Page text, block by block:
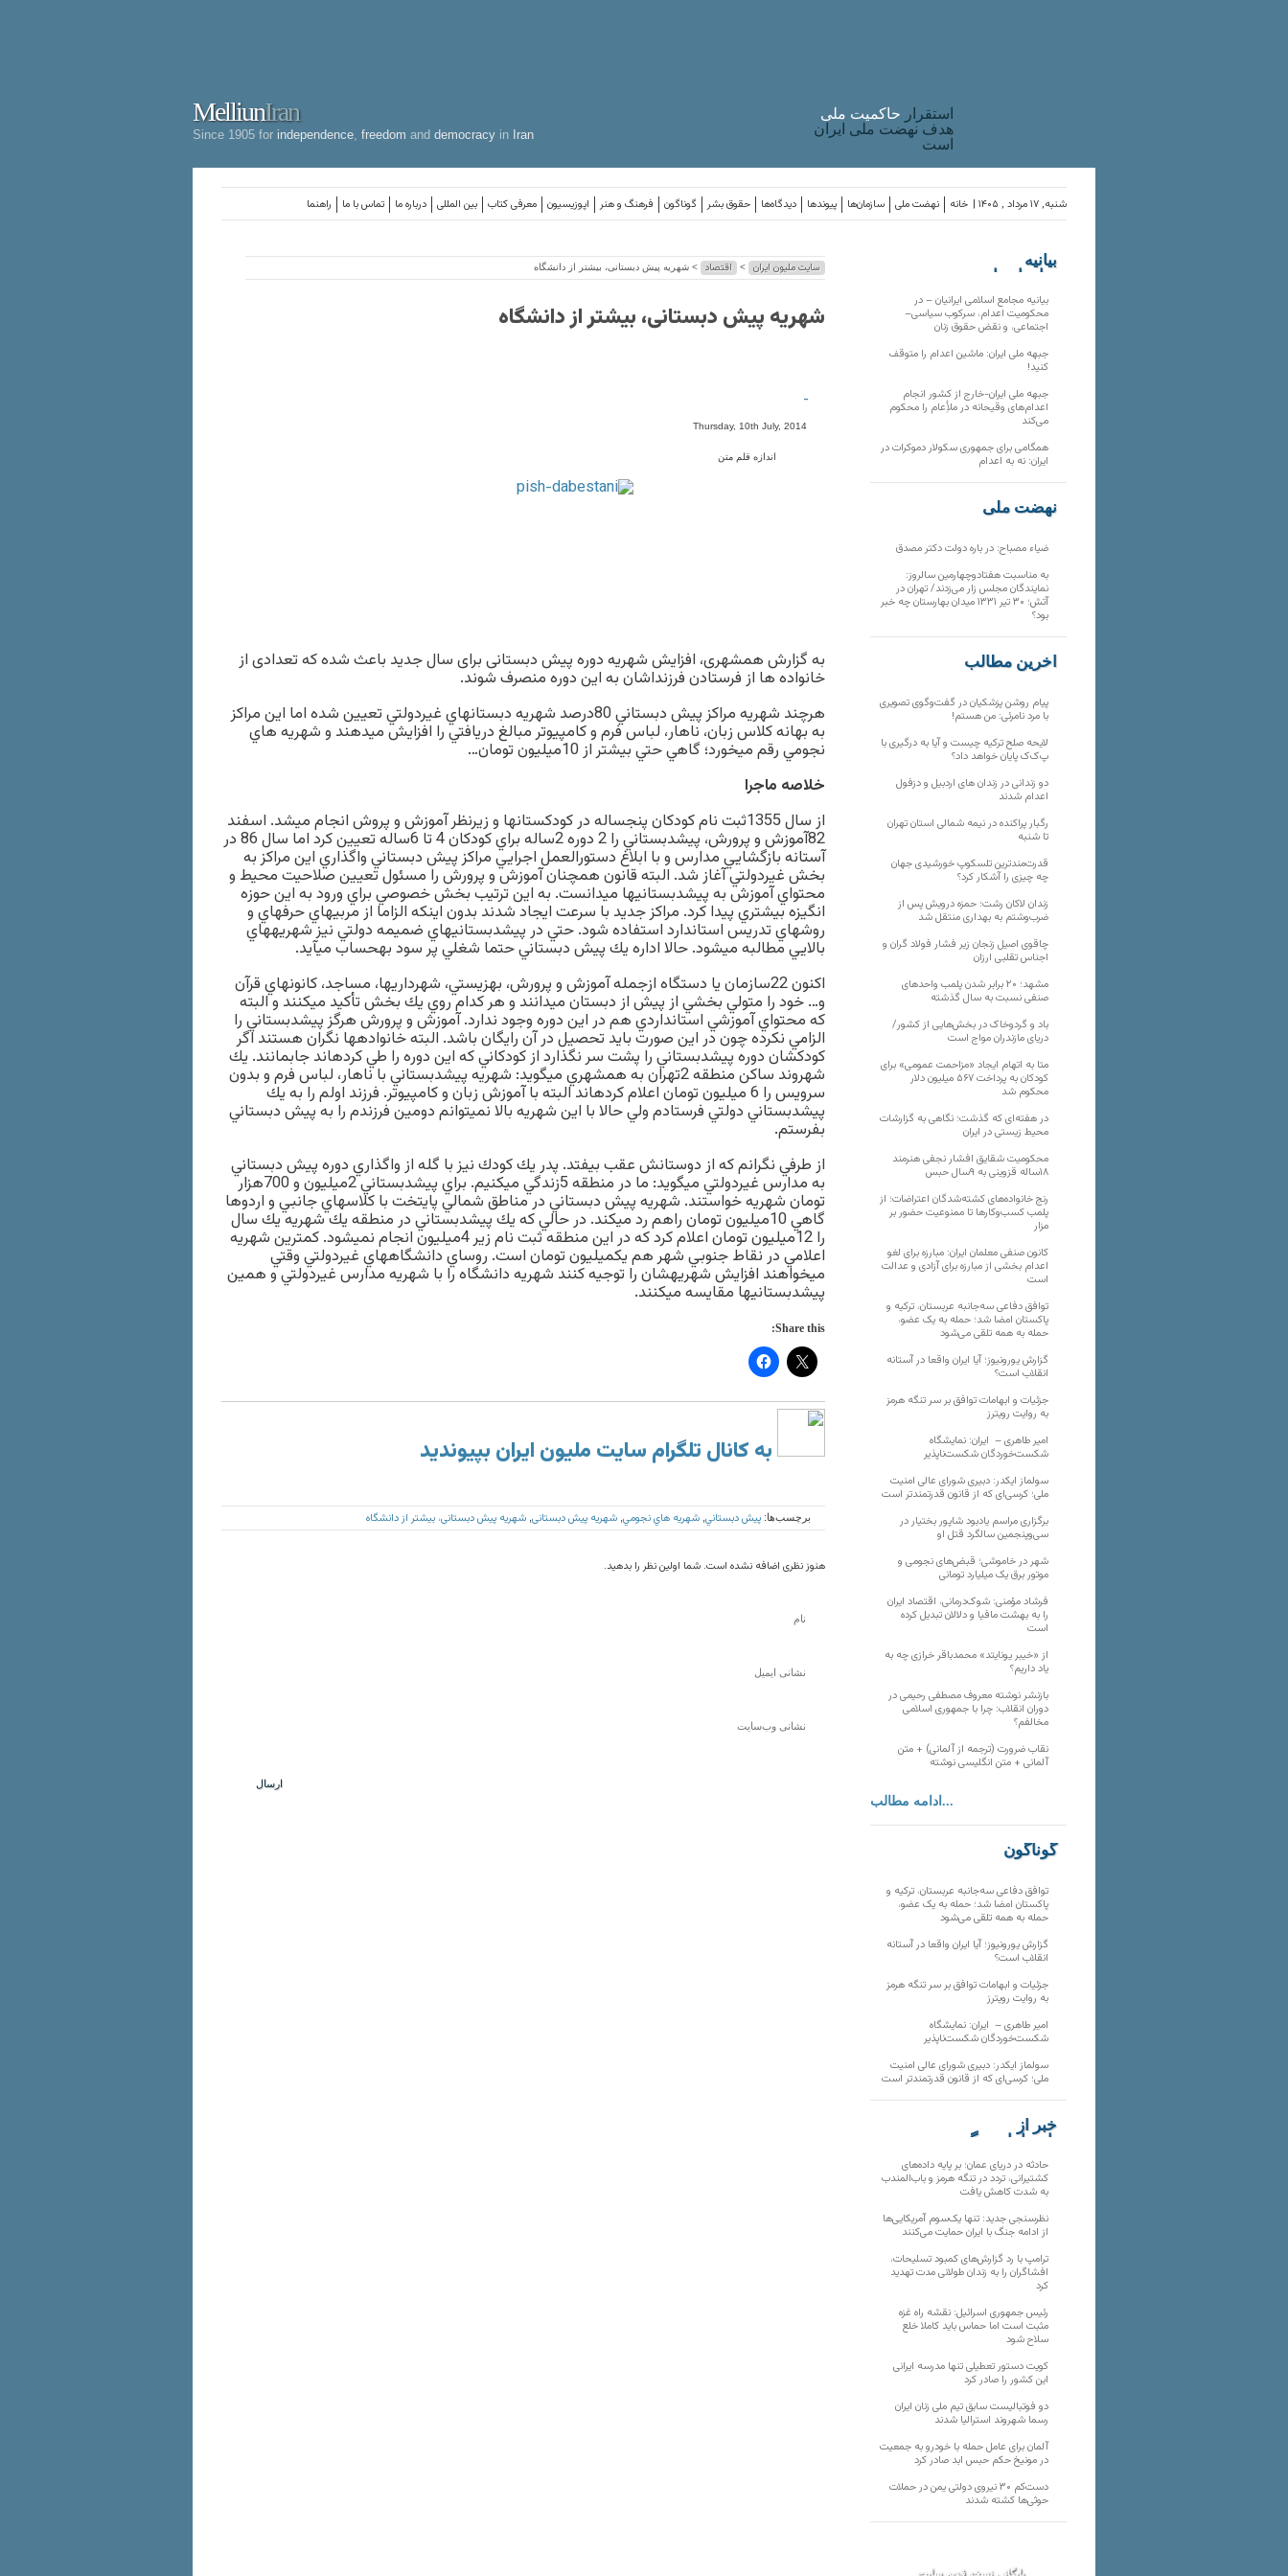
MelliunIran
Since 1905 for independence freedom and democracy in Iran
استقرار حاکميت ملی
هدف نهضت ملی ایران
است
راهنما تماس با ما درباره ما بین المللی معرفی کتاب اپوزیسیون فرهنگ و هنر گوناگون حقوق بشر دیدگاه‌ها پیوندها سازمان‌ها نهضت ملی خانه شنبه, ۱۷ مرداد , ۱۴۰۵ |
سایت ملیون ایران > اقتصاد > شهریه پیش دبستانی، بیشتر از دانشگاه
شهریه پیش دبستانی، بیشتر از دانشگاه
-
Thursday, 10th July, 2014
اندازه قلم متن
به گزارش همشهری، افزایش شهریه دوره پیش دبستانی برای سال جدید باعث شده که تعدادی از
خانواده ها از فرستادن فرزنداشان به این دوره منصرف شوند.
هرچند شهريه مراكز پيش دبستاني 80درصد شهريه دبستانهاي غيردولتي تعيين شده اما اين مراكز
به بهانه كلاس زبان، ناهار، لباس فرم و كامپيوتر مبالغ دريافتي را افزايش ميدهند و شهريه هاي
نجومي رقم ميخورد؛ گاهي حتي بيشتر از 10ميليون تومان…
خلاصه ماجرا
از سال 1355ثبت نام كودكان پنجساله در كودكستانها و زيرنظر آموزش و پروش انجام ميشد. اسفند
82آموزش و پرورش، پيشدبستاني را 2 دوره 2ساله براي كودكان 4 تا 6ساله تعيين كرد اما سال 86 در
آستانه بازگشايي مدارس و با ابلاغ دستورالعمل اجرايي مراكز پيش دبستاني واگذاري اين مراكز به
بخش غيردولتي آغاز شد. البته قانون همچنان آموزش و پرورش را مسئول تعيين صلاحيت محيط و
محتواي آموزش به پيشدبستانيها ميدانست. به اين ترتيب بخش خصوصي براي ورود به اين حوزه
انگيزه بيشتري پيدا كرد. مراكز جديد با سرعت ايجاد شدند بدون اينكه الزاما از مربيهاي حرفهاي و
روشهاي تدريس استاندارد استفاده شود. حتي در پيشدبستانيهاي ضميمه دولتي نيز شهريههاي
بالايي مطالبه ميشود. حالا اداره يك پيش دبستاني حتما شغلي پر سود بهحساب ميآيد.
اكنون 22سازمان يا دستگاه ازجمله آموزش و پرورش، بهزيستي، شهرداريها، مساجد، كانونهاي قرآن
و… خود را متولي بخشي از پيش از دبستان ميدانند و هر كدام روي يك بخش تأكيد ميكنند و البته
كه محتواي آموزشي استانداردي هم در اين دوره وجود ندارد. آموزش و پرورش هرگز پيشدبستاني را
الزامي نكرده چون در اين صورت بايد تحصيل در آن رايگان باشد. البته خانوادهها نگران هستند اگر
كودكشان دوره پيشدبستاني را پشت سر نگذارد از كودكاني كه اين دوره را طي كردهاند جابمانند. يك
شهروند ساكن منطقه 2تهران به همشهري ميگويد: شهريه پيشدبستاني با ناهار، لباس فرم و بدون
سرويس را 6 ميليون تومان اعلام كردهاند البته با آموزش زبان و كامپيوتر. فرزند اولم را به يك
پيشدبستاني دولتي فرستادم ولي حالا با اين شهريه بالا نميتوانم دومين فرزندم را به پيش دبستاني
بفرستم.
از طرفي نگرانم كه از دوستانش عقب بيفتد. پدر يك كودك نيز با گله از واگذاري دوره پيش دبستاني
به مدارس غيردولتي ميگويد: ما در منطقه 5زندگي ميكنيم. براي پيشدبستاني 2ميليون و 700هزار
تومان شهريه خواستند. شهريه پيش دبستاني در مناطق شمالي پايتخت با كلاسهاي جانبي و اردوها
گاهي 10ميليون تومان راهم رد ميكند. در حالي كه يك پيشدبستاني در منطقه يك شهريه يك سال
را 12ميليون تومان اعلام كرد كه در اين منطقه ثبت نام زير 4ميليون انجام نميشود. كمترين شهريه
اعلامي در نقاط جنوبي شهر هم يكميليون تومان است. روساي دانشگاههاي غيردولتي وقتي
ميخواهند افزايش شهريهشان را توجيه كنند شهريه دانشگاه را با شهريه مدارس غيردولتي و همين
پيشدبستانيها مقايسه ميكنند.
Share this:
به کانال تلگرام سایت ملیون ایران بپیوندید
برچسب‌ها: پيش دبستاني شهريه هاي نجومي شهریه پیش دبستانی شهریه پیش دبستانی، بیشتر از دانشگاه
هنوز نظری اضافه نشده است. شما اولین نظر را بدهید.
بیانیه
سازمان‌های
بیانیه مجامع اسلامی ایرانیان – در
محکومیت اعدام، سرکوب سیاسی–
اجتماعی، و نقض حقوق زنان
جبهه ملی ایران: ماشین اعدام را متوقف
کنید!
جبهه ملی ایران-خارج از کشور انجام
اعدام‌های وقیحانه در ملأِعام را محکوم
می‌کند
همگامی برای جمهوری سکولار دموکرات در
ایران: نه به اعدام
نهضت ملی
ضیاء مصباح: در باره دولت دکتر مصدق
به مناسبت هفتادوچهارمین سالروز:
نمایندگان مجلس زار می‌زدند/ تهران در
آتش؛ ۳۰ تیر ۱۳۳۱ میدان بهارستان چه خبر
بود؟
آخرین مطالب
پیام روشن پزشکیان در گفت‌و‌گوی تصویری
با مرد نامرئی: من هستم!
لایحه صلح ترکیه چیست و آیا به درگیری با
پ‌ک‌ک پایان خواهد داد؟
دو زندانی در زندان های اردبیل و دزفول
اعدام شدند
رگبار پراکنده در نیمه شمالی استان تهران
تا شنبه
قدرت‌مندترین تلسکوپ خورشیدی جهان
چه چیزی را آشکار کرد؟
زندان لاکان رشت؛ حمزه درویش پس از
ضرب‌وشتم به بهداری منتقل شد
چاقوی اصیل زنجان زیر فشار فولاد گران و
اجناس تقلبی ارزان
مشهد؛ ۲۰ برابر شدن پلمب واحدهای
صنفی نسبت به سال گذشته
باد و گردوخاک در بخش‌هایی از کشور/
دریای مازندران مواج است
متا به اتهام ایجاد «مزاحمت عمومی» برای
کودکان به پرداخت ۵۶۷ میلیون دلار
محکوم شد
در هفته‌ای که گذشت؛ نگاهی به گزارشات
محیط زیستی در ایران
محکومیت شقایق افشار نجفی هنرمند
۱۸ساله قزوینی به ۹سال حبس
رنج خانواده‌های کشته‌شدگان اعتراضات؛ از
پلمب کسب‌وکارها تا ممنوعیت حضور بر
مزار
کانون صنفی معلمان ایران: مبارزه برای لغو
اعدام بخشی از مبارزه برای آزادی و عدالت
است
توافق دفاعی سه‌جانبه عربستان، ترکیه و
پاکستان امضا شد؛ حمله به یک عضو،
حمله به همه تلقی می‌شود
گزارش یورونیوز؛ آیا ایران واقعا در آستانه
انقلاب است؟
جزئیات و ابهامات توافق بر سر تنگه هرمز
به روایت رویترز
امیر طاهری – ایران: نمایشگاه
شکست‌خوردگان شکست‌ناپذیر
سولماز ایکدر: دبیری شورای عالی امنیت
ملی؛ کرسی‌ای که از قانون قدرتمندتر است
برگزاری مراسم یادبود شاپور بختیار در
سی‌وپنجمین سالگرد قتل او
شهر در خاموشی؛ قبض‌های نجومی و
موتور برق یک میلیارد تومانی
فرشاد مؤمنی: شوک‌درمانی، اقتصاد ایران
را به بهشت مافیا و دلالان تبدیل کرده
است
از «خیبر یونایتد» محمدباقر خرازی چه به
یاد داریم؟
بازنشر نوشته معروف مصطفی رحیمی در
دوران انقلاب: چرا با جمهوری اسلامی
مخالفم؟
نقاب ضرورت (ترجمه از آلمانی) + متن
آلمانی + متن انگلیسی نوشته
ادامه مطالب...
گوناگون
توافق دفاعی سه‌جانبه عربستان، ترکیه و
پاکستان امضا شد؛ حمله به یک عضو،
حمله به همه تلقی می‌شود
گزارش یورونیوز؛ آیا ایران واقعا در آستانه
انقلاب است؟
جزئیات و ابهامات توافق بر سر تنگه هرمز
به روایت رویترز
امیر طاهری – ایران: نمایشگاه
شکست‌خوردگان شکست‌ناپذیر
سولماز ایکدر: دبیری شورای عالی امنیت
ملی؛ کرسی‌ای که از قانون قدرتمندتر است
خبر از
تارنماهای دیگر
حادثه در دریای عمان؛ بر پایه داده‌های
کشتیرانی، تردد در تنگه هرمز و باب‌المندب
به شدت کاهش یافت
نظرسنجی جدید: تنها یک‌سوم آمریکایی‌ها
از ادامه جنگ با ایران حمایت می‌کنند
ترامپ با رد گزارش‌های کمبود تسلیحات،
افشاگران را به زندان طولانی مدت تهدید
کرد
رئیس‌ جمهوری اسرائیل: نقشه راه غزه
مثبت است اما حماس باید کاملا خلع
سلاح شود
کویت دستور تعطیلی تنها مدرسه ایرانی
این کشور را صادر کرد
دو فوتبالیست سابق تیم ملی زنان ایران
رسما شهروند استرالیا شدند
آلمان برای عامل حمله با خودرو به جمعیت
در مونیخ حکم حبس ابد صادر کرد
دست‌کم ۳۰ نیروی دولتی یمن در حملات
حوثی‌ها کشته شدند
بایگانی نسخه قدیم سایت